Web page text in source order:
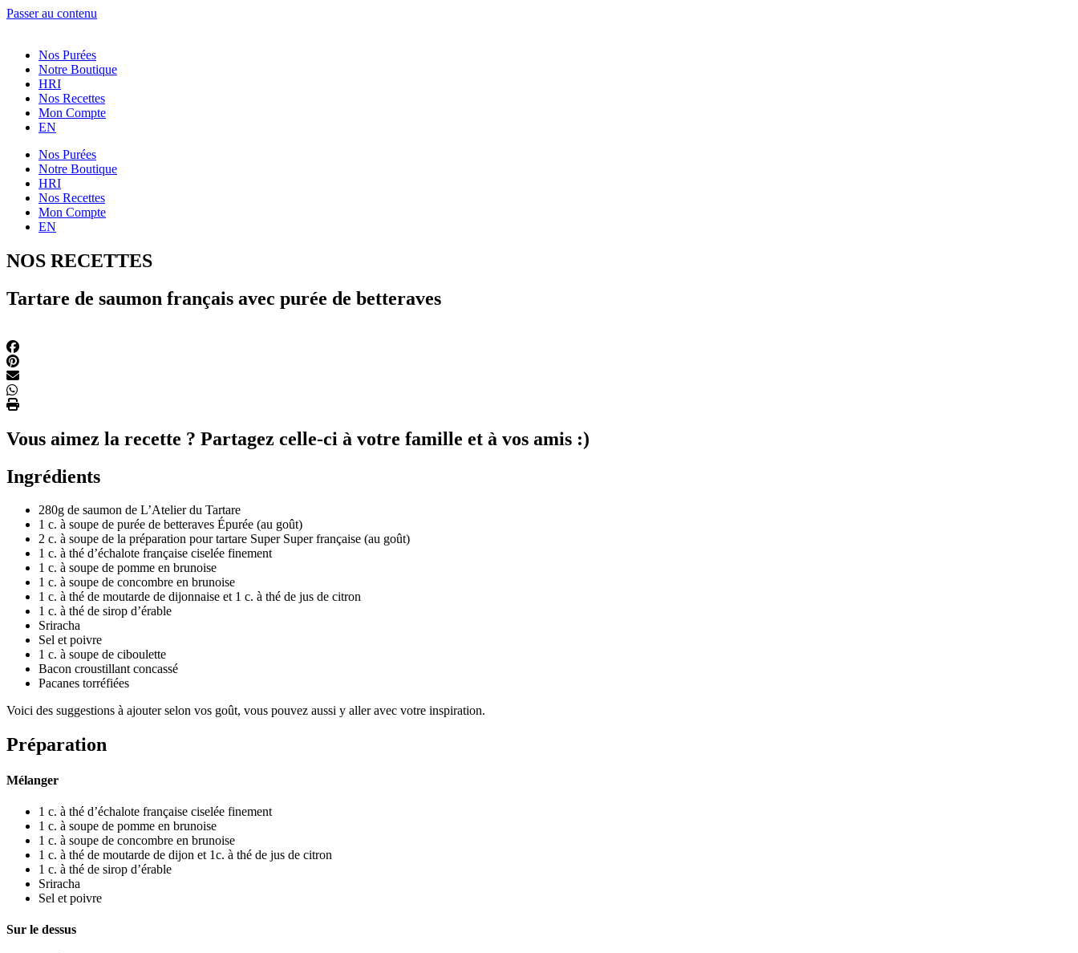
Passer au contenu
Nos Purées
Notre Boutique
HRI
Nos Recettes
Mon Compte
EN
Nos Purées
Notre Boutique
HRI
Nos Recettes
Mon Compte
EN
NOS RECETTES
Tartare de saumon français avec purée de betteraves
Vous aimez la recette ? Partagez celle-ci à votre famille et à vos amis :)
Ingrédients
280g de saumon de L’Atelier du Tartare
1 c. à soupe de purée de betteraves Épurée (au goût)
2 c. à soupe de la préparation pour tartare Super Super française (au goût)
1 c. à thé dʼéchalote française ciselée finement
1 c. à soupe de pomme en brunoise
1 c. à soupe de concombre en brunoise
1 c. à thé de moutarde de dijonnaise et 1 c. à thé de jus de citron
1 c. à thé de sirop dʼérable
Sriracha
Sel et poivre
1 c. à soupe de ciboulette
Bacon croustillant concassé
Pacanes torréfiées
Voici des suggestions à ajouter selon vos goût, vous pouvez aussi y aller avec votre inspiration.
Préparation
Mélanger
1 c. à thé dʼéchalote française ciselée finement
1 c. à soupe de pomme en brunoise
1 c. à soupe de concombre en brunoise
1 c. à thé de moutarde de dijon et 1c. à thé de jus de citron
1 c. à thé de sirop dʼérable
Sriracha
Sel et poivre
Sur le dessus